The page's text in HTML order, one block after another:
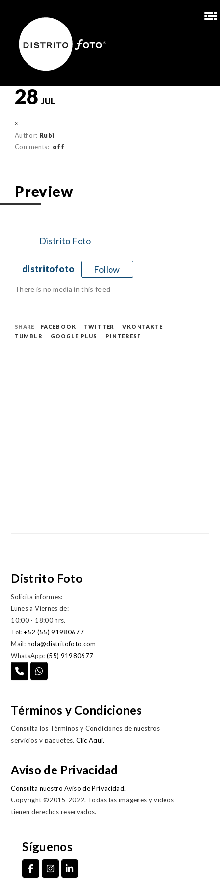
28 JUL
Author: Rubi
Comments: off
Preview
Distrito Foto
distritofoto Follow
There is no media in this feed
SHARE FACEBOOK TWITTER
VKONTAKTE
TUMBLR
GOOGLE PLUS PINTEREST
Distrito Foto
Solicita informes:
Lunes a Viernes de:
10:00 - 18:00 hrs.
Tel:+52 (55) 91980677
Mail: hola@distritofoto.com
WhatsApp: (55) 91980677
Términos y Condiciones
Consulta los Términos y Condiciones de nuestros
servicios y paquetes.Clic Aquí.
Aviso de Privacidad
Consulta nuestro Aviso de Privacidad.
Copyright ©2015-2022. Todas las imágenes y videos
tienen derechos reservados.
Síguenos